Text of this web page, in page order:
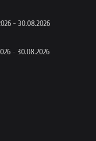
- 30.08.2026
- 30.08.2026